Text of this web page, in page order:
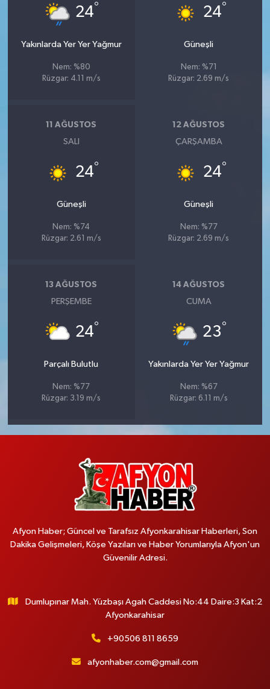
24°
Yakınlarda Yer Yer Yağmur
Nem: %80
Rüzgar: 4.11 m/s
24°
Güneşli
Nem: %71
Rüzgar: 2.69 m/s
11 AĞUSTOS
SALI
24°
Güneşli
Nem: %74
Rüzgar: 2.61 m/s
12 AĞUSTOS
ÇARŞAMBA
24°
Güneşli
Nem: %77
Rüzgar: 2.69 m/s
13 AĞUSTOS
PERŞEMBE
24°
Parçalı Bulutlu
Nem: %77
Rüzgar: 3.19 m/s
14 AĞUSTOS
CUMA
23°
Yakınlarda Yer Yer Yağmur
Nem: %67
Rüzgar: 6.11 m/s
Afyon Haber; Güncel ve Tarafsız Afyonkarahisar Haberleri, Son
Dakika Gelişmeleri, Köşe Yazıları ve Haber Yorumlarıyla Afyon'un
Güvenilir Adresi.
Dumlupınar Mah. Yüzbaşı Agah Caddesi No:44 Daire:3 Kat:2
Afyonkarahisar
+90506 811 8659
afyonhaber.com@gmail.com